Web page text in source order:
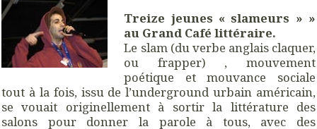
Treize jeunes « slameurs » »
au Grand Café littéraire.
Le slam (du verbe anglais claquer,
ou frapper) , mouvement
poétique et mouvance sociale
tout à la fois, issu de l’underground urbain américain,
se vouait originellement à sortir la littérature des
salons pour donner la parole à tous, avec des